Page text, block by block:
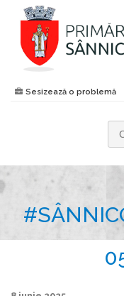
Sesizează o problemă